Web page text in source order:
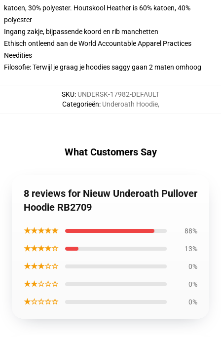
katoen, 30% polyester. Houtskool Heather is 60% katoen, 40%
polyester
Ingang zakje, bijpassende koord en rib manchetten
Ethisch ontleend aan de World Accountable Apparel Practices
Needities
Filosofie: Terwijl je graag je hoodies saggy gaan 2 maten omhoog
SKU: UNDERSK-17982-DEFAULT
Categorieën: Underoath Hoodie,
What Customers Say
8 reviews for Nieuw Underoath Pullover
Hoodie RB2709
★★★★★ 88%
★★★★☆ 13%
★★★☆☆ 0%
★★☆☆☆ 0%
★☆☆☆☆ 0%